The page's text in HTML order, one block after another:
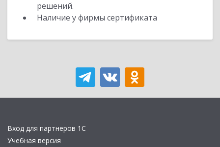
решений.
Наличие у фирмы сертификата
Вход для партнеров 1С
Учебная версия